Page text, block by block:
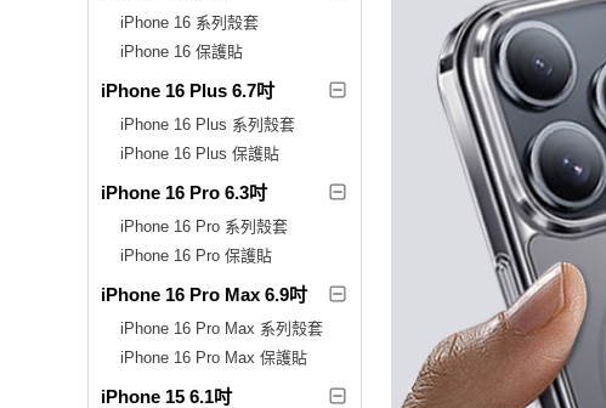
iPhone 16 系列殼套
iPhone 16 保護貼
iPhone 16 Plus 6.7吋
iPhone 16 Plus 系列殼套
iPhone 16 Plus 保護貼
iPhone 16 Pro 6.3吋
iPhone 16 Pro 系列殼套
iPhone 16 Pro 保護貼
iPhone 16 Pro Max 6.9吋
iPhone 16 Pro Max 系列殼套
iPhone 16 Pro Max 保護貼
iPhone 15 6.1吋